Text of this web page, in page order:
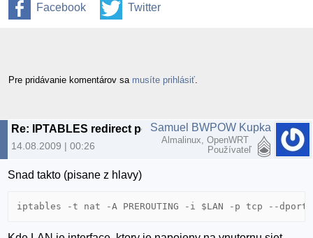
Facebook Twitter
Pre pridávanie komentárov sa musíte prihlásiť
Re: IPTABLES redirect port ako?
14.08.2009 | 00:26
Samuel BWPOW Kupka
Almalinux, OpenWRT
Používateľ
Snad takto (pisane z hlavy)
iptables -t nat -A PREROUTING -i $LAN -p tcp --dport